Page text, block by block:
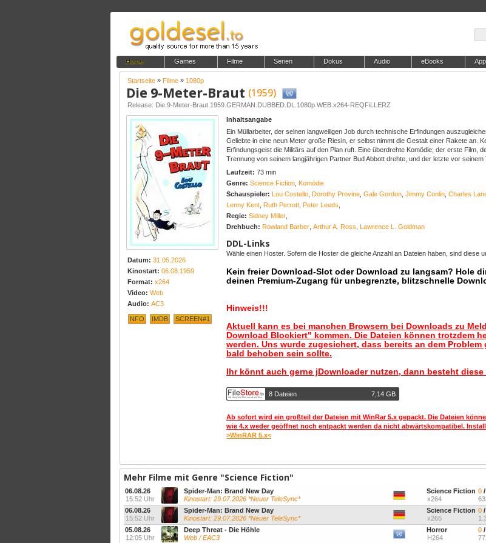
Home Games Filme Serien Dokus Audio eBooks
Startseite » Filme » 1080p
Die 9-Meter-Braut (1959)
Release: Die.9-Meter-Braut.1959.GERMAN.DUBBED.DL.1080p.WEB.x264-REQFiLLERZ
Datum: 31.05.2026
Kinostart: 06.08.1959
Format: x264
Video: Web
Audio: AC3
NFO IMDB SCREEN#1
Inhaltsangabe
Ein Müllarbeiter, der seinen langweiligen Job durch technische Erfindungen
Geliebte in eine neun Meter große Riesin, er selbst nimmt die Gestalt einer Rakete an.
Erfindungsgeist die Militärs auf den Plan ruft. Eine überdrehte Komödie; der erste Film,
Trennung von seinem langjährigen Partner Bud Abbott drehte, und der letzte vor seinem
Laufzeit: 73 min
Genre: Science Fiction Komödie
Schauspieler: Lou Costello Dorothy Provine Gale Gordon Jimmy Conlin Charles
Lenny Kent Ruth Perrott Peter Leeds
Regie: Sidney Miller
Drehbuch: Rowland Barber Arthur A. Ross Lawrence L. Goldman
DDL-Links
Wähle einen Hoster. Sofern die Hoster die gleiche Anzahl an Dateien haben, sind diese
Kein freier Download-Slot oder Download zu langsam? Hole
deinen Premium-Zugang für unbegrenzte, blitzschnelle
Hinweis!!!
Aktuell kann es bei manchen Browsern bei Downloads zu
Download Blockiert" kommen. Die Dateien können trotzdem
werden. Uns wurde zugesichert, dass bereits an dem
bald behoben sein sollte.
Ihr könnt auch gerne jDownloader nutzen, dann besteht
8 Dateien 7,14 GB
Ab sofort wird ein großteil der Dateien mit WinRar 5.x gepackt. Die Dateien
wie 4.x weder geöffnet noch entpackt werden da nicht abwärtskompatibel.
>WinRAR 5.x<
Mehr Filme mit Genre "Science Fiction"
06.08.26
15:52 Uhr
Spider-Man: Brand New Day
Kinostart: 29.07.2026 *Neuer TeleSync*
Science Fiction
x264
0
06.08.26
15:52 Uhr
Spider-Man: Brand New Day
Kinostart: 29.07.2026 *Neuer TeleSync*
Science Fiction
x265
0
05.08.26
12:05 Uhr
Deep Threat - Die Höhle
Web / EAC3
Horror
H264
0